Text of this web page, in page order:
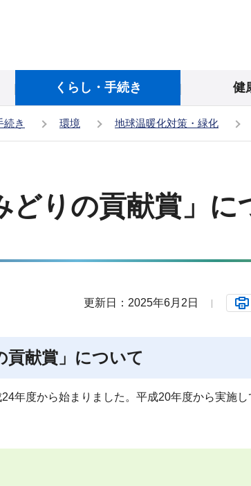
くらし・手続き 健
続き 環境 地球温暖化対策・緑化
どりの貢献賞」に
更新日：2025年6月2日
貢献賞」について
年度から始まりました。平成20年度から実施